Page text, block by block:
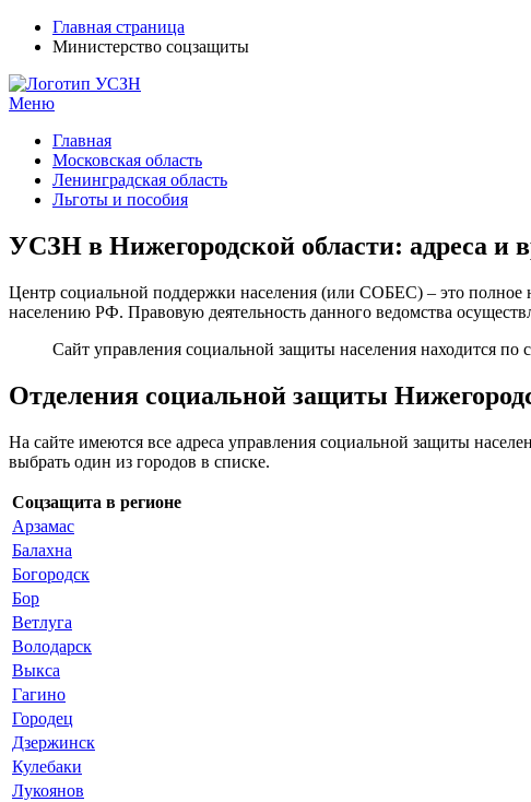
Главная страница
Министерство соцзащиты
Меню
Главная
Московская область
Ленинградская область
Льготы и пособия
УСЗН в Нижегородской области: адреса и
Центр социальной поддержки населения (или СОБЕС) – это полное
населению РФ. Правовую деятельность данного ведомства
Сайт управления социальной защиты населения находится по
Отделения социальной защиты
На сайте имеются все адреса управления социальной защиты
выбрать один из городов в списке.
Соцзащита в регионе
Арзамас
Балахна
Богородск
Бор
Ветлуга
Володарск
Выкса
Гагино
Городец
Дзержинск
Кулебаки
Лукоянов